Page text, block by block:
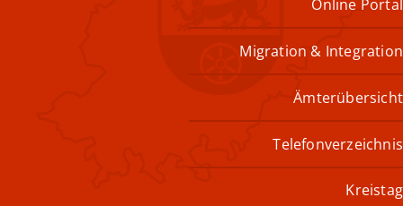
Online Portal
Migration & Integration
Ämterübersicht
Telefonverzeichnis
Kreistag